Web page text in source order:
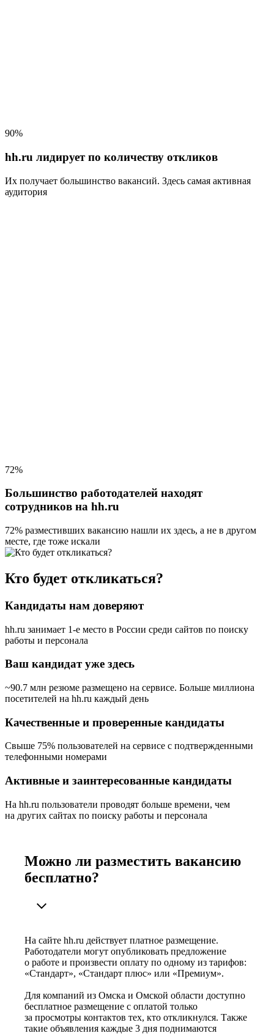
90%
hh.ru лидирует по количеству откликов
Их получает большинство вакансий. Здесь самая активная
аудитория
72%
Большинство работодателей находят
сотрудников на hh.ru
72% разместивших вакансию нашли их здесь, а не в другом
месте, где тоже искали
Кто будет откликаться?
Кандидаты нам доверяют
hh.ru занимает 1-е место в России среди сайтов по поиску
работы и персонала
Ваш кандидат уже здесь
~90.7 млн резюме размещено на сервисе. Больше миллиона
посетителей на hh.ru каждый день
Качественные и проверенные кандидаты
Свыше 75% пользователей на сервисе с подтвержденными
телефонными номерами
Активные и заинтересованные кандидаты
На hh.ru пользователи проводят больше времени, чем
на других сайтах по поиску работы и персонала
Можно ли разместить вакансию
бесплатно?
На сайте hh.ru действует платное размещение.
Работодатели могут опубликовать предложение
о работе и произвести оплату по одному из тарифов:
«Стандарт», «Стандарт плюс» или «Премиум».
Для компаний из Омска и Омской области доступно
бесплатное размещение с оплатой только
за просмотры контактов тех, кто откликнулся. Также
такие объявления каждые 3 дня поднимаются